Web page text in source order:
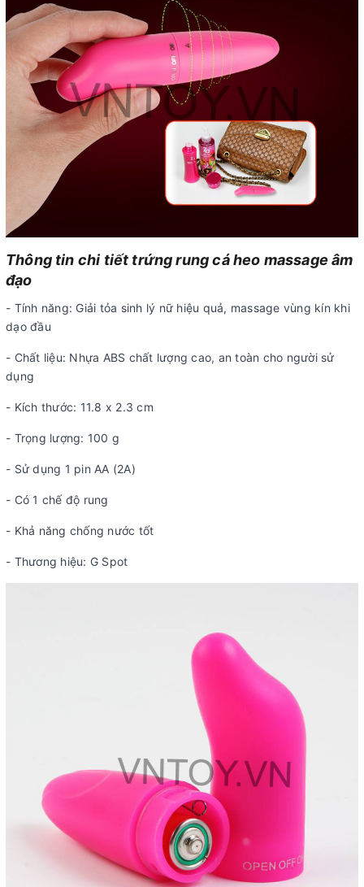
Thông tin chi tiết trứng rung cá heo massage âm
đạo
- Tính năng: Giải tỏa sinh lý nữ hiệu quả, massage vùng kín khi
dạo đầu
- Chất liệu: Nhựa ABS chất lượng cao, an toàn cho người sử
dụng
- Kích thước: 11.8 x 2.3 cm
- Trọng lượng: 100 g
- Sử dụng 1 pin AA (2A)
- Có 1 chế độ rung
- Khả năng chống nước tốt
- Thương hiệu: G Spot